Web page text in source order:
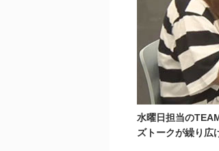
水曜日担当の
ズトークが繰り広